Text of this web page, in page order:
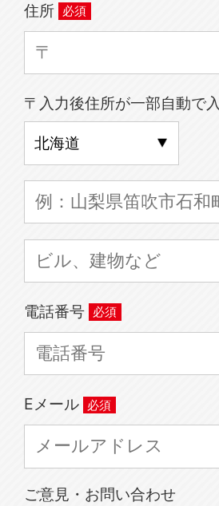
住所
〒入力後住所が一部自動で
電話番号
Eメール
ご意見・お問い合わせ